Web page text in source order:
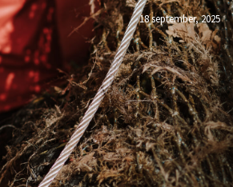
18 september, 2025